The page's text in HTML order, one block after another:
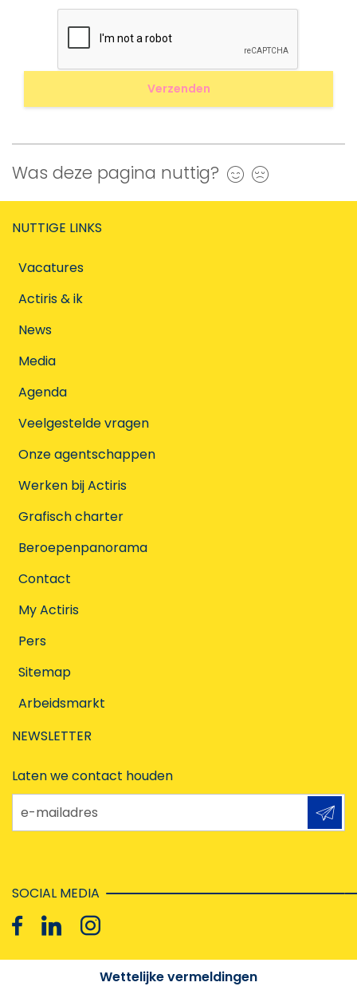
Was deze pagina nuttig? Ja
NUTTIGE LINKS
Vacatures
Actiris & ik
News
Media
Agenda
Veelgestelde vragen
Onze agentschappen
Werken bij Actiris
Grafisch charter
Beroepenpanorama
Contact
My Actiris
Pers
Sitemap
Arbeidsmarkt
NEWSLETTER
Laten we contact houden
e-mailadres
SOCIAL MEDIA
Wettelijke vermeldingen